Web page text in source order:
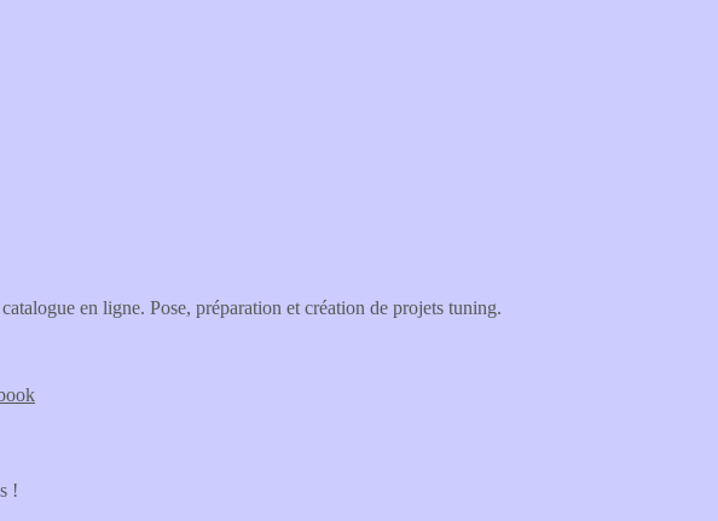
en ligne. Pose, préparation et création de projets tuning.
!